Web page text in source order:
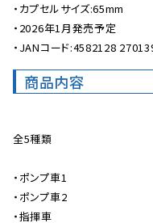
・カプセルサイズ:65mm
・2026年1月発売予定
・JANコード:4582128
商品内容
全5種類
・ポンプ車1
・ポンプ車2
・指揮車